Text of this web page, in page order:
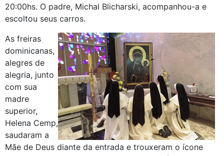
20:00hs. O padre, Michal Blicharski, acompanhou-a e
escoltou seus carros.
As freiras
dominicanas,
alegres de
alegria, junto
com sua
madre
superior,
Helena Cemp,
saudaram a
Mãe de Deus diante da entrada e trouxeram o ícone